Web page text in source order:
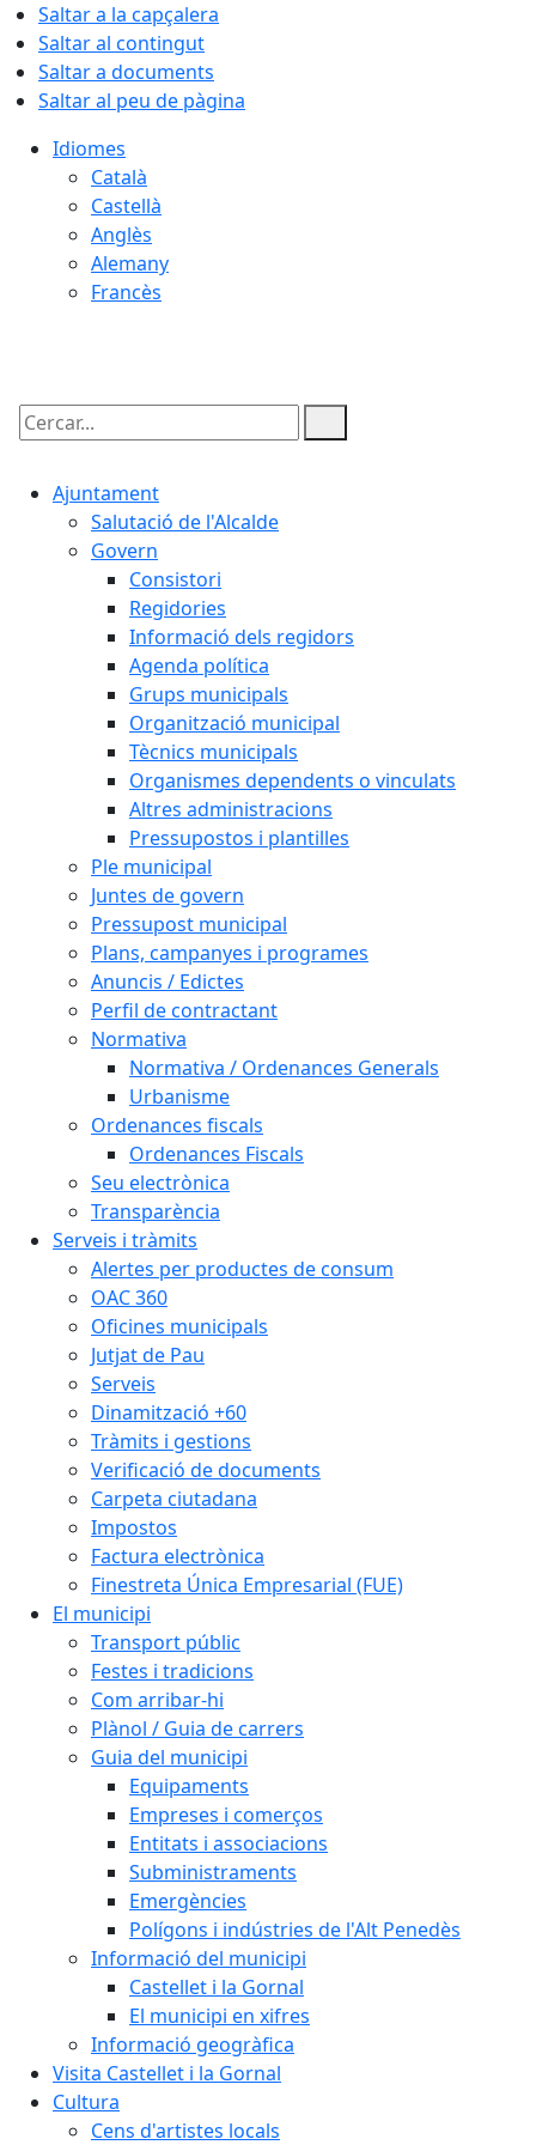
Saltar a la capçalera
Saltar al contingut
Saltar a documents
Saltar al peu de pàgina
Idiomes
Català
Castellà
Anglès
Alemany
Francès
Cercar:
Ajuntament
Salutació de l'Alcalde
Govern
Consistori
Regidories
Informació dels regidors
Agenda política
Grups municipals
Organització municipal
Tècnics municipals
Organismes dependents o vinculats
Altres administracions
Pressupostos i plantilles
Ple municipal
Juntes de govern
Pressupost municipal
Plans, campanyes i programes
Anuncis / Edictes
Perfil de contractant
Normativa
Normativa / Ordenances Generals
Urbanisme
Ordenances fiscals
Ordenances Fiscals
Seu electrònica
Transparència
Serveis i tràmits
Alertes per productes de consum
OAC 360
Oficines municipals
Jutjat de Pau
Serveis
Dinamització +60
Tràmits i gestions
Verificació de documents
Carpeta ciutadana
Impostos
Factura electrònica
Finestreta Única Empresarial (FUE)
El municipi
Transport públic
Festes i tradicions
Com arribar-hi
Plànol / Guia de carrers
Guia del municipi
Equipaments
Empreses i comerços
Entitats i associacions
Subministraments
Emergències
Polígons i indústries de l'Alt Penedès
Informació del municipi
Castellet i la Gornal
El municipi en xifres
Informació geogràfica
Visita Castellet i la Gornal
Cultura
Cens d'artistes locals